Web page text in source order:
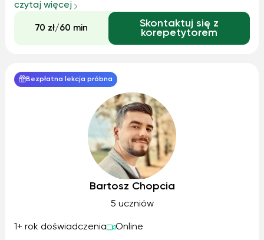
historia to nie tylko suche fakty z przeszłości. Pomogę w
przyswajaniu wiedzy historycznej, łączeniu przyczynowo-
skutkowym czy zapamiętywaniu dat.
czytaj więcej
70 zł/60 min
Skontaktuj się z
korepetytorem
Bezpłatna lekcja próbna
Bartosz Chopcia
5 uczniów
1+ rok doświadczenia Online